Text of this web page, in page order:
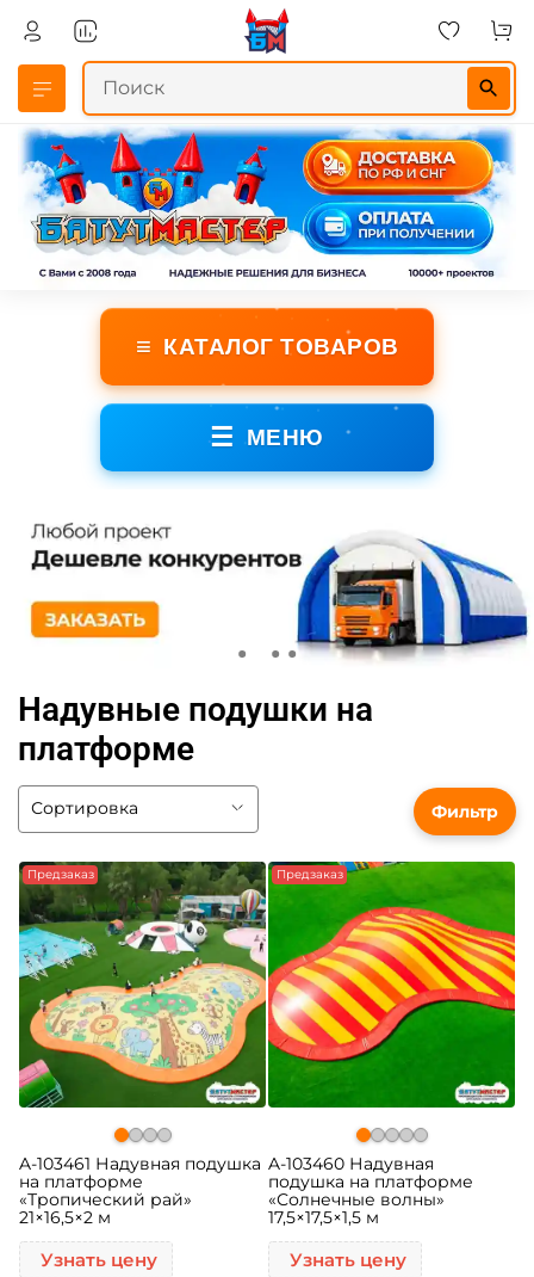
≡ КАТАЛОГ ТОВАРОВ
☰ МЕНЮ
Надувные подушки на
платформе
Предзаказ
A-103461 Надувная подушка
на платформе
«Тропический рай»
21×16,5×2 м
Узнать цену
Предзаказ
A-103460 Надувная
подушка на платформе
«Солнечные волны»
17,5×17,5×1,5 м
Узнать цену
Фильтр